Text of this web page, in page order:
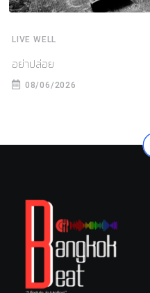
LIVE WELL
อย่าปล่อย
08/06/2026